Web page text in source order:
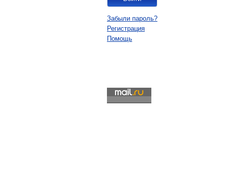
Забыли пароль?
Регистрация
Помощь